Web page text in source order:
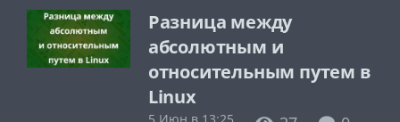
Разница между
абсолютным и
относительным путем в
Linux